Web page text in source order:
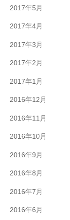
2017年5月
2017年4月
2017年3月
2017年2月
2017年1月
2016年12月
2016年11月
2016年10月
2016年9月
2016年8月
2016年7月
2016年6月